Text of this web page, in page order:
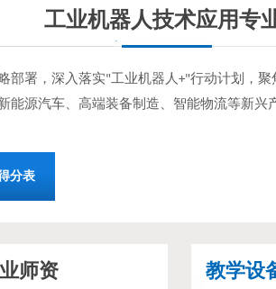
工业机器人技术应用专
部署，深入落实"工业机器人 +"行动计划，聚
能源汽车、高端装备制造、智能物流等新兴
教学设
师资
分表